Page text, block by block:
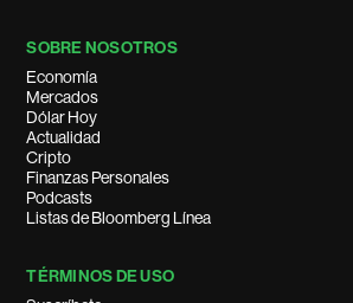
SOBRE NOSOTROS
Economía
Mercados
Dólar Hoy
Actualidad
Cripto
Finanzas Personales
Podcasts
Listas de Bloomberg Línea
TÉRMINOS DE USO